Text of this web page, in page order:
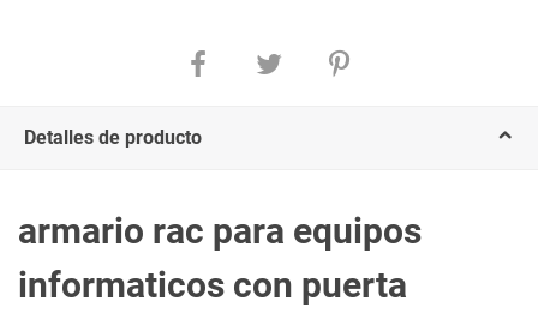
Detalles de producto
armario rac para equipos
informaticos con puerta